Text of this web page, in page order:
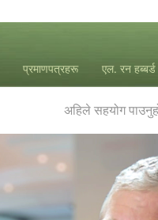
प्रमाणपत्रहरू एल. रन हब्बर्ड
अहिले सहयोग